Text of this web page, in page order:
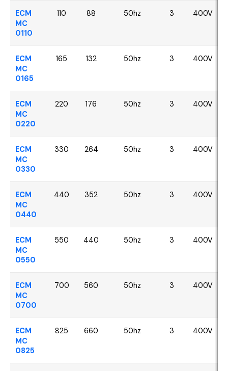
ECM
MC
0110
110 88 50hz 3 400V
ECM
MC
0165
165 132 50hz 3 400V
ECM
MC
0220
220 176 50hz 3 400V
ECM
MC
0330
330 264 50hz 3 400V
ECM
MC
0440
440 352 50hz 3 400V
ECM
MC
0550
550 440 50hz 3 400V
ECM
MC
0700
700 560 50hz 3 400V
ECM
MC
0825
825 660 50hz 3 400V